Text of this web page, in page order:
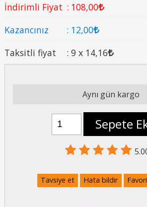
İndirimli Fiyat : 108,00
Kazancınız
: 12,00
Taksitli fiyat
: 9 x 14,16
Aynı gün kargo
Sepete
Tavsiye et Hata bildir